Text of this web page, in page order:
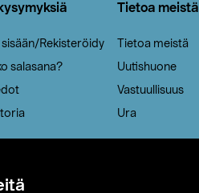
sisään/Rekisteröidy
salasana?
Tietoa meistä
Tietoa meistä
Uutishuone
Vastuullisuus
Ura